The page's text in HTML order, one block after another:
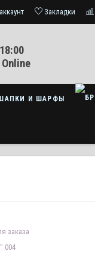
Закладки
И ШАРФЫ
заказа
004